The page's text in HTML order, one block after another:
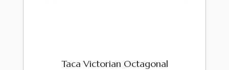
Taca Victorian Octagonal